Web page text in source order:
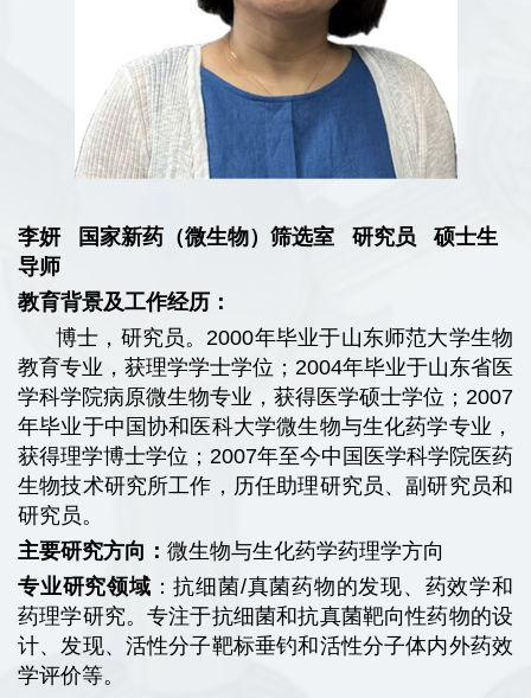
李妍 国家新药（微生物）筛选室 研究员 硕士生
导师
教育背景及工作经历：
博士，研究员。2000年毕业于山东师范大学生物
教育专业，获理学学士学位；2004年毕业于山东省医
学科学院病原微生物专业，获得医学硕士学位；2007
年毕业于中国协和医科大学微生物与生化药学专业，
获得理学博士学位；2007年至今中国医学科学院医药
生物技术研究所工作，历任助理研究员、副研究员和
研究员。
主要研究方向： 微生物与生化药学药理学方向
专业研究领域 ：抗细菌/真菌药物的发现、药效学和
药理学研究。专注于抗细菌和抗真菌靶向性药物的设
计、发现、活性分子靶标垂钓和活性分子体内外药效
学评价等。